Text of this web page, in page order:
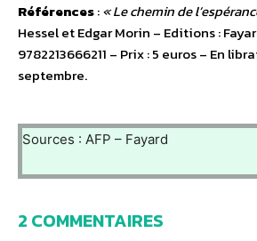
Références:« Le chemin de
Hessel et Edgar Morin – Editions :
9782213666211 – Prix : 5 euros – En
septembre.
Sources : AFP – Fayard
2 COMMENTAIRES